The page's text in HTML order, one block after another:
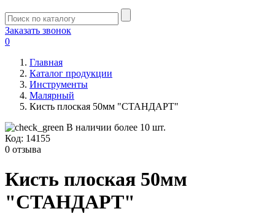
Заказать звонок
0
Главная
Каталог продукции
Инструменты
Малярный
Кисть плоская 50мм "СТАНДАРТ"
В наличии более 10 шт.
Код: 14155
0 отзыва
Кисть плоская 50мм
"СТАНДАРТ"